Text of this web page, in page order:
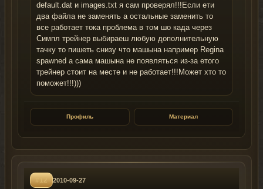
default.dat и images.txt я сам проверял!!!Если ети
два файла не заменять а остальные заменить то
все работает тока проблема в том шо када через
Симпл трейнер выбираеш любую дополнительную
тачку то пишеть снизу что машына например Regina
spawned а сама машына не появляться из-за етого
трейнер стоит на месте и не работает!!!Может хто то
поможет!!!)))
Профиль Материал
#12 2010-09-27